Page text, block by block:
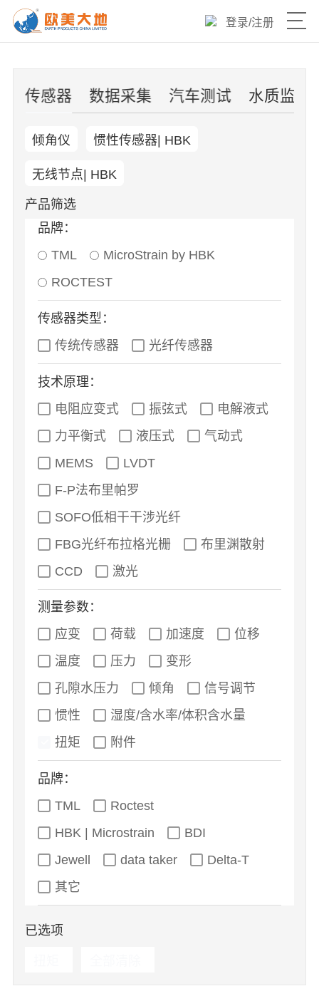
登录/注册
热销爆品
新品速递
技术与服务
欧美大地官网
传感器 数据采集 汽车测试 水质监测
倾角仪 惯性传感器| HBK
无线节点| HBK
产品筛选
品牌：
TML
MicroStrain by HBK
ROCTEST
传感器类型：
传统传感器
光纤传感器
技术原理：
电阻应变式
振弦式
电解液式
力平衡式
液压式
气动式
MEMS
LVDT
F-P法布里帕罗
SOFO低相干干涉光纤
FBG光纤布拉格光栅
布里渊散射
CCD
激光
测量参数：
应变
荷载 加速度
位移
温度
压力
变形
孔隙水压力
倾角
信号调节
惯性
湿度/含水率/体积含水量
扭矩
附件
品牌：
TML
Roctest
HBK | Microstrain
BDI
Jewell
data taker
Delta-T
其它
已选项